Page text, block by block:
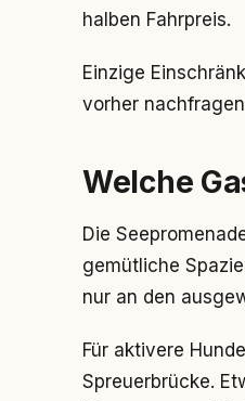
halben Fahrpreis.
Einzige
vorher
Welche
Die
gemütliche
nur an den
Für aktivere
Spreuerbrücke.